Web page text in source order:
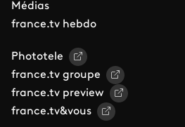
Médias
france.tv hebdo
Phototele
france.tv groupe
france.tv preview
france.tv&vous